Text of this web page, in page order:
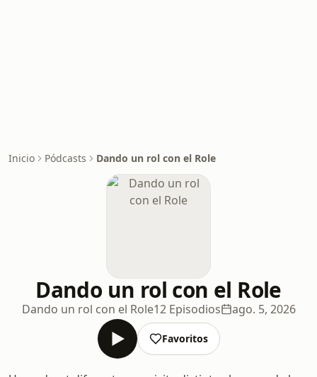
Inicio Pódcasts Dando un rol con el Role
Dando un rol con el Role
Dando un rol con el Role12 Episodios ago. 5, 2026
Favoritos